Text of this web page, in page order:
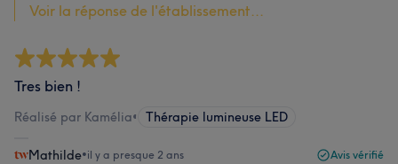
Voir la réponse de l'établissement...
Tres bien !
Réalisé par Kamélia• Thérapie lumineuse LED
Mathilde•il y a presque 2 ans Avis vérifié